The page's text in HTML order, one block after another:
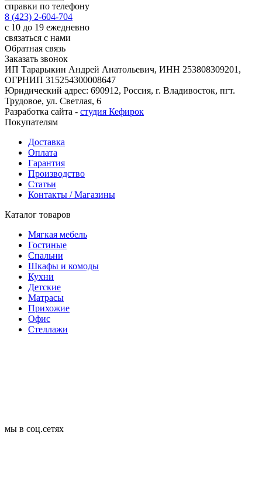
справки по телефону
8 (423) 2-604-704
с 10 до 19 ежедневно
связаться с нами
Обратная связь
Заказать звонок
ИП Тарарыкин Андрей Анатольевич, ИНН 253808309201,
ОГРНИП 315254300008647
Юридический адрес: 690912, Россия, г. Владивосток, пгт.
Трудовое, ул. Светлая, 6
Разработка сайта - студия Кефирок
Покупателям
Доставка
Оплата
Гарантия
Производство
Статьи
Контакты / Магазины
Каталог товаров
Мягкая мебель
Гостиные
Спальни
Шкафы и комоды
Кухни
Детские
Матрасы
Прихожие
Офис
Стеллажи
мы в соц.сетях